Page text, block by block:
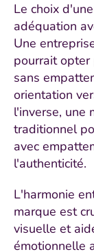
Le choix
adéquation
Une
pourrait
sans
orientation
l'inverse, une
traditionnel
avec
l'authenticité.
L'harmonie
marque est
visuelle et
émotionnelle